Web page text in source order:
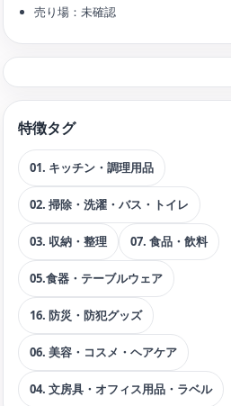
売り場：未確認
特徴タグ
01. キッチン・調理用品
02. 掃除・洗濯・バス・トイレ
03. 収納・整理 07. 食品・飲料
05.食器・テーブルウェア
16. 防災・防犯グッズ
06. 美容・コスメ・ヘアケア
04. 文房具・オフィス用品・ラベル